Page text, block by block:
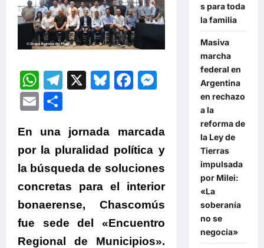
WhatsApp
Telegram
X Bluesky
Facebook
Messenger
Email
En una jornada marcada
por la pluralidad política y
la búsqueda de soluciones
concretas para el interior
bonaerense, Chascomús
fue sede del «Encuentro
Regional de Municipios».
s para toda
la familia
Masiva
marcha
federal en
Argentina
en rechazo
a la
reforma de
la Ley de
Tierras
impulsada
por Milei:
«La
soberanía
no se
negocia»